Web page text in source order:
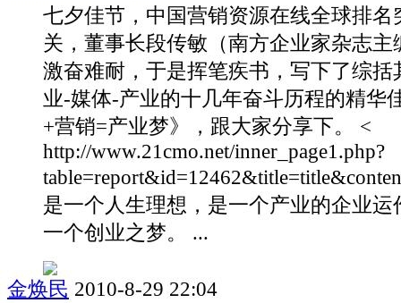
七夕佳节，中国营销资源在线全球排名
关，董事长段传敏（南方企业家杂志主
激奋难耐，于是挥笔疾书，写下了综括
业-媒体-产业的十几年奋斗历程的精华
+营销=产业梦》，跟大家分享下。 <
http://www.21cmo.net/inner_page1.php?
是一个人生理想，是一个产业的企业运
一个创业之梦。 ...
金焕民 2010-8-29 22:04